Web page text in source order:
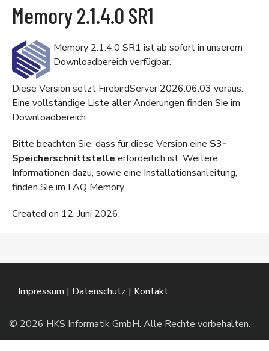
Memory 2.1.4.0 SR1
Memory 2.1.4.0 SR1 ist ab sofort in unserem
Downloadbereich verfügbar.
Diese Version setzt FirebirdServer 2026.06.03 voraus.
Eine vollständige Liste aller Änderungen finden Sie im
Downloadbereich.
Bitte beachten Sie, dass für diese Version eine S3-
Speicherschnittstelle erforderlich ist. Weitere
Informationen dazu, sowie eine Installationsanleitung,
finden Sie im FAQ Memory.
Created on 12. Juni 2026.
Impressum | Datenschutz | Kontakt
© 2026 HKS Informatik GmbH. Alle Rechte vorbehalten.